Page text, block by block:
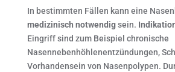
In bestimmten Fällen kann eine
medizinisch notwendigsein.
Eingriff sind zum Beispiel chronische
Nasennebenhöhlenentzündungen,
Vorhandensein von Nasenpolypen.